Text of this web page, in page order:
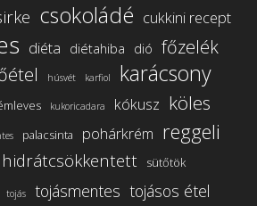
csokoládé cukkini recept
diéta diétahiba dió főzelék
húsvét karfiol karácsony
kukoricadara kókusz köles
palacsinta pohárkrém reggeli
sütőtök
tojás tojásmentes tojásos étel